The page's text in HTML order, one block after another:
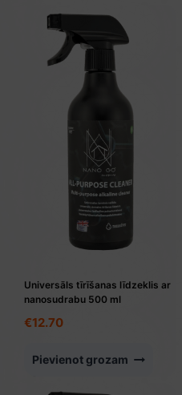
Universāls tīrīšanas līdzeklis ar
nanosudrabu 500 ml
€12.70
Pievienot grozam